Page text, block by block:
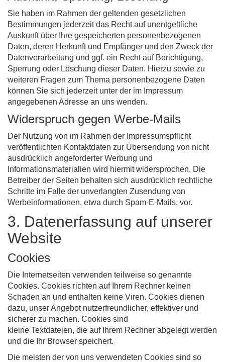
Sie haben im Rahmen der geltenden gesetzlichen
Bestimmungen jederzeit das Recht auf unentgeltliche
Auskunft über Ihre gespeicherten personenbezogenen
Daten, deren Herkunft und Empfänger und den Zweck der
Datenverarbeitung und ggf. ein Recht auf Berichtigung,
Sperrung oder Löschung dieser Daten. Hierzu sowie zu
weiteren Fragen zum Thema personenbezogene Daten
können Sie sich jederzeit unter der im Impressum
angegebenen Adresse an uns wenden.
Widerspruch gegen Werbe-Mails
Der Nutzung von im Rahmen der Impressumspflicht
veröffentlichten Kontaktdaten zur Übersendung von nicht
ausdrücklich angeforderter Werbung und
Informationsmaterialien wird hiermit widersprochen. Die
Betreiber der Seiten behalten sich ausdrücklich rechtliche
Schritte im Falle der unverlangten Zusendung von
Werbeinformationen, etwa durch Spam-E-Mails, vor.
3. Datenerfassung auf unserer
Website
Cookies
Die Internetseiten verwenden teilweise so genannte
Cookies. Cookies richten auf Ihrem Rechner keinen
Schaden an und enthalten keine Viren. Cookies dienen
dazu, unser Angebot nutzerfreundlicher, effektiver und
sicherer zu machen. Cookies sind
kleine Textdateien, die auf Ihrem Rechner abgelegt werden
und die Ihr Browser speichert.
Die meisten der von uns verwendeten Cookies sind so